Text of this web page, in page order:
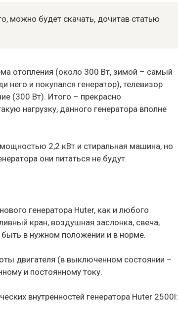
можно будет скачать, дочитав статью
отопления (около 300 Вт, зимой – самый
него и покупался генератор), телевизор
(300 Вт). Итого – прекрасно
нагрузку, данного генератора вполне
2,2 кВт и стиральная машина, но
они питаться не будут.
генератора Huter, как и любого
кран, воздушная заслонка, свеча,
в нужном положении и в норме.
двигателя (в выключенном состоянии –
и постоянному току.
внутренностей генератора Huter 2500l: